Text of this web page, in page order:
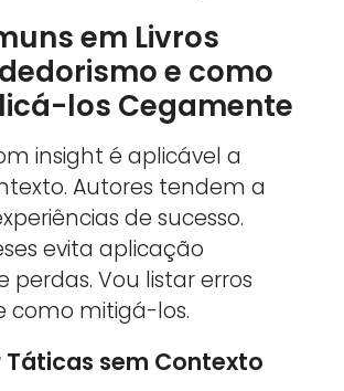
em Livros
e como
los Cegamente
insight é aplicável a
Autores tendem a
de sucesso.
evita aplicação
perdas. Vou listar erros
como mitigá-los.
Táticas sem Contexto